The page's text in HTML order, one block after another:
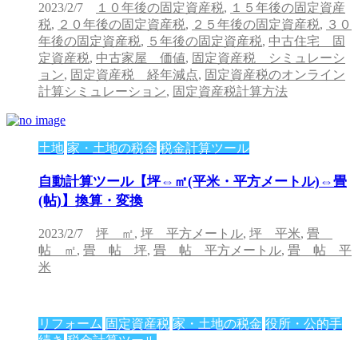
2023/2/7 １０年後の固定資産税, １５年後の固定資産
税, ２０年後の固定資産税, ２５年後の固定資産税, ３０
年後の固定資産税, ５年後の固定資産税, 中古住宅 固
定資産税, 中古家屋 価値, 固定資産税 シミュレーシ
ョン, 固定資産税 経年減点, 固定資産税のオンライン
計算シミュレーション, 固定資産税計算方法
土地 家・土地の税金 税金計算ツール
自動計算ツール【坪⇔㎡(平米・平方メートル)⇔畳
(帖)】換算・変換
2023/2/7 坪 ㎡, 坪 平方メートル, 坪 平米, 畳
帖 ㎡, 畳 帖 坪, 畳 帖 平方メートル, 畳 帖 平
米
リフォーム 固定資産税 家・土地の税金 役所・公的手